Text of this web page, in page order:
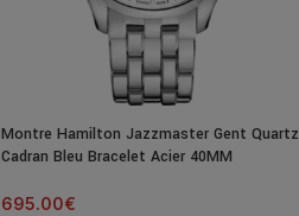
Montre Hamilton Jazzmaster Gent Quartz
Cadran Bleu Bracelet Acier 40MM
695.00€